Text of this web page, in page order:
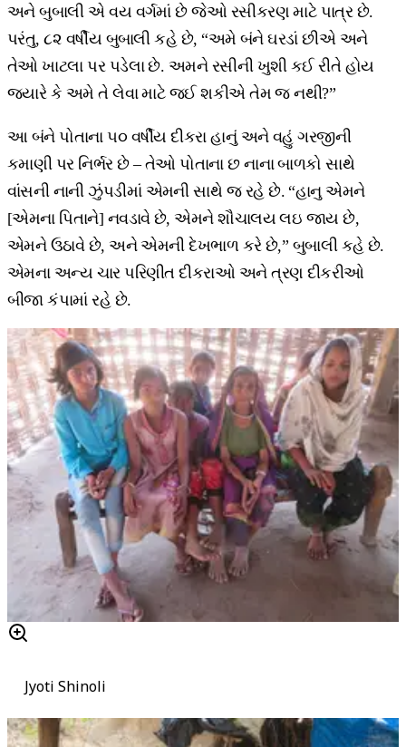
અને બુબાલી એ વય વર્ગમાં છે જેઓ રસીકરણ માટે પાત્ર છે.
પરંતુ, ૮૨ વર્ષીય બુબાલી કહે છે, “અમે બંને ઘરડાં છીએ અને
તેઓ ખાટલા પર પડેલા છે. અમને રસીની ખુશી કઈ રીતે હોય
જ્યારે કે અમે તે લેવા માટે જઈ શકીએ તેમ જ નથી?”
આ બંને પોતાના ૫૦ વર્ષીય દીકરા હાનું અને વહું ગરજીની
કમાણી પર નિર્ભર છે – તેઓ પોતાના છ નાના બાળકો સાથે
વાંસની નાની ઝુંપડીમાં એમની સાથે જ રહે છે. “હાનુ એમને
[એમના પિતાને] નવડાવે છે, એમને શૌચાલય લઇ જાય છે,
એમને ઉઠાવે છે, અને એમની દેખભાળ કરે છે,” બુબાલી કહે છે.
એમના અન્ય ચાર પરિણીત દીકરાઓ અને ત્રણ દીકરીઓ
બીજા કંપામાં રહે છે.
Jyoti Shinoli